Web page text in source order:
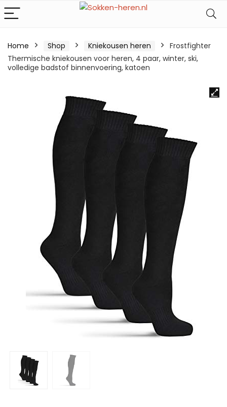
Home Shop Kniekousen heren
Frostfighter
Thermische kniekousen voor heren, 4 paar, winter, ski,
volledige badstof binnenvoering, katoen